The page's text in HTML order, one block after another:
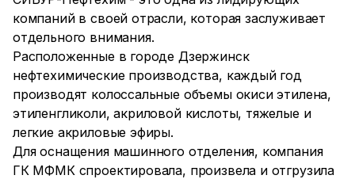
компаний в своей отрасли, которая заслуживает
отдельного внимания.
Расположенные в городе Дзержинск
нефтехимические производства, каждый год
производят колоссальные объемы окиси этилена,
этиленгликоли, акриловой кислоты, тяжелые и
легкие акриловые эфиры.
Для оснащения машинного отделения, компания
ГК МФМК спроектировала, произвела и отгрузила